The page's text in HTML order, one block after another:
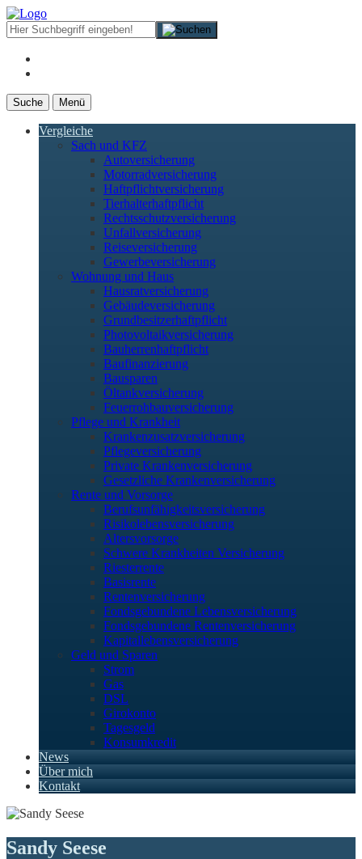
Suche Menü
Vergleiche
Sach und KFZ
Autoversicherung
Motorradversicherung
Haftpflichtversicherung
Tierhalterhaftpflicht
Rechtsschutzversicherung
Unfallversicherung
Reiseversicherung
Gewerbeversicherung
Wohnung und Haus
Hausratversicherung
Gebäudeversicherung
Grundbesitzerhaftpflicht
Photovoltaikversicherung
Bauherrenhaftpflicht
Baufinanzierung
Bausparen
Öltankversicherung
Feuerrohbauversicherung
Pflege und Krankheit
Krankenzusatzversicherung
Pflegeversicherung
Private Krankenversicherung
Gesetzliche Krankenversicherung
Rente und Vorsorge
Berufs­unfähigkeitsversicherung
Risikolebensversicherung
Altersvorsorge
Schwere Krankheiten Versicherung
Riesterrente
Basisrente
Rentenversicherung
Fondsgebundene Lebensversicherung
Fondsgebundene Rentenversicherung
Kapitallebensversicherung
Geld und Sparen
Strom
Gas
DSL
Girokonto
Tagesgeld
Konsumkredit
News
Über mich
Kontakt
Sandy Seese